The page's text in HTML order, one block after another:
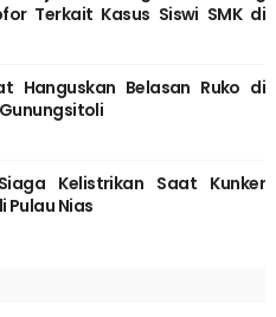
Terkait Kasus Siswi SMK di
Hanguskan Belasan Ruko di
Kelistrikan Saat Kunker
Pulau Nias